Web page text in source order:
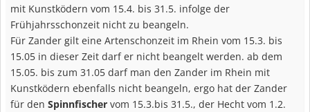
mit Kunstködern vom 15.4. bis 31.5. infolge der
Frühjahrsschonzeit nicht zu beangeln.
Für Zander gilt eine Artenschonzeit im Rhein vom 15.3. bis
15.05 in dieser Zeit darf er nicht beangelt werden. ab dem
15.05. bis zum 31.05 darf man den Zander im Rhein mit
Kunstködern ebenfalls nicht beangeln, ergo hat der Zander
für den Spinnfischer vom 15.3.bis 31.5., der Hecht vom 1.2.